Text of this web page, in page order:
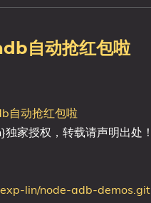
自动抢红包啦
自动抢红包啦
家授权，转载请声明出处！
lin/node-adb-demos.git